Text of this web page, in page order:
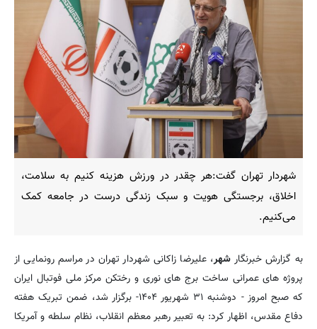
شهردار تهران گفت:هر چقدر در ورزش هزینه کنیم به سلامت،
اخلاق، برجستگی هویت و سبک زندگی درست در جامعه کمک
می‌کنیم.
به گزارش خبرنگار شهر، علیرضا زاکانی شهردار تهران در مراسم رونمایی از
پروژه های عمرانی ساخت برج های نوری و رختکن مرکز ملی فوتبال ایران
که صبح امروز - دوشنبه ۳۱ شهریور ۱۴۰۴- برگزار شد، ضمن تبریک هفته
دفاع مقدس، اظهار کرد: به تعبیر رهبر معظم انقلاب، نظام سلطه و آمریکا